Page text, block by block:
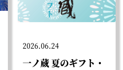
2026.06.24
一ノ蔵 夏のギフト・